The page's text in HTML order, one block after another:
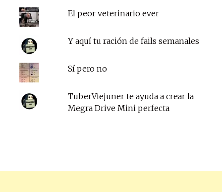
El peor veterinario ever
Y aquí tu ración de fails semanales
Sí pero no
TuberViejuner te ayuda a crear la
Megra Drive Mini perfecta